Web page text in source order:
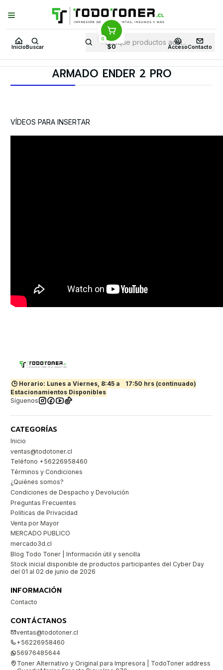
Inicio Buscar
0
$0 AccesoContacto
Puedes Elegir: Comprar enTienda· Despachoa Todo Chile · Retiro en
Tienda en24 Horas
Inicio ARMADO ENDER 2 PRO
ARMADO ENDER 2 PRO
VÍDEOS PARA INSERTAR
🕒 Horario: Lunes a Viernes, 8:45 a
17:50 hrs (continuado)
Estacionamientos Disponibles
Síguenos
CATEGORÍAS
Inicio
ventas@todotoner.cl
Teléfono +56226958460
Términos y Condiciones
¿Quiénes somos?
Condiciones de Despacho y Devolución
Preguntas Frecuentes
Políticas de Privacidad
Venta por Mayor
MERCADO PUBLICO
mercado3d.cl
Blog Todo Toner | Información útil y sencilla
Stock inicial disponible de productos participantes del Cyber Day
del 01 al 02 de junio de 2026
INFORMACIÓN
Contacto
CONTÁCTANOS
ventas@todotoner.cl
+56226958460
56976485644
Toner Alternativo y Original para Impresora | TodoToner address